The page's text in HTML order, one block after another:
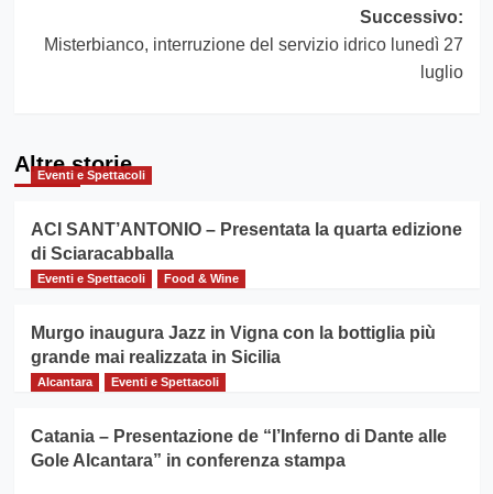
Successivo:
Misterbianco, interruzione del servizio idrico lunedì 27
luglio
Altre storie
Eventi e Spettacoli
ACI SANT’ANTONIO – Presentata la quarta edizione
di Sciaracabballa
Eventi e Spettacoli Food & Wine
Murgo inaugura Jazz in Vigna con la bottiglia più
grande mai realizzata in Sicilia
Alcantara Eventi e Spettacoli
Catania – Presentazione de “l’Inferno di Dante alle
Gole Alcantara” in conferenza stampa